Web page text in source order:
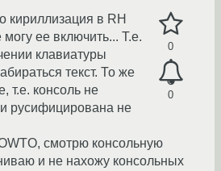
0
0
кириллизация в RH
ее включить... Т.е.
клавиатуры
текст. То же
т.е. консоль не
русифицирована не
смотрю консольную
и не нахожу консольных